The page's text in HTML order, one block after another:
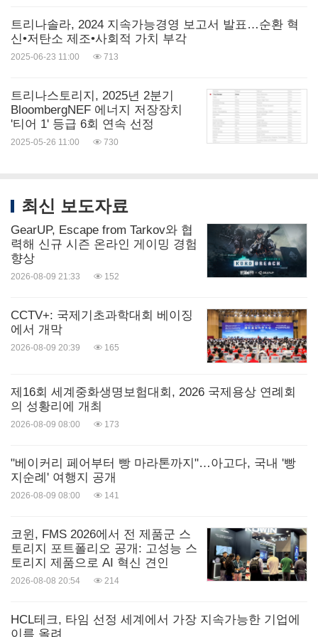
트리나솔라, 2024 지속가능경영 보고서 발표…순환 혁
신•저탄소 제조•사회적 가치 부각
2025-06-23 11:00 713
트리나스토리지, 2025년 2분기
BloombergNEF 에너지 저장장치
'티어 1' 등급 6회 연속 선정
2025-05-26 11:00 730
최신 보도자료
GearUP, Escape from Tarkov와 협
력해 신규 시즌 온라인 게이밍 경험
향상
2026-08-09 21:33 152
CCTV+: 국제기초과학대회 베이징
에서 개막
2026-08-09 20:39 165
제16회 세계중화생명보험대회, 2026 국제용상 연례회
의 성황리에 개최
2026-08-09 08:00 173
"베이커리 페어부터 빵 마라톤까지"…아고다, 국내 '빵
지순례' 여행지 공개
2026-08-09 08:00 141
코윈, FMS 2026에서 전 제품군 스
토리지 포트폴리오 공개: 고성능 스
토리지 제품으로 AI 혁신 견인
2026-08-08 20:54 214
HCL테크, 타임 선정 세계에서 가장 지속가능한 기업에
이름 올려